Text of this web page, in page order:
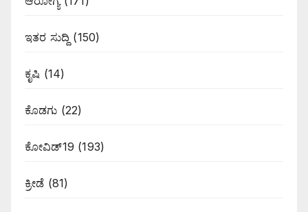
ಇತರ ಸುದ್ದಿ (150)
ಕೃಷಿ (14)
ಕೊಡಗು (22)
ಕೋವಿಡ್19 (193)
ಕ್ರೀಡೆ (81)